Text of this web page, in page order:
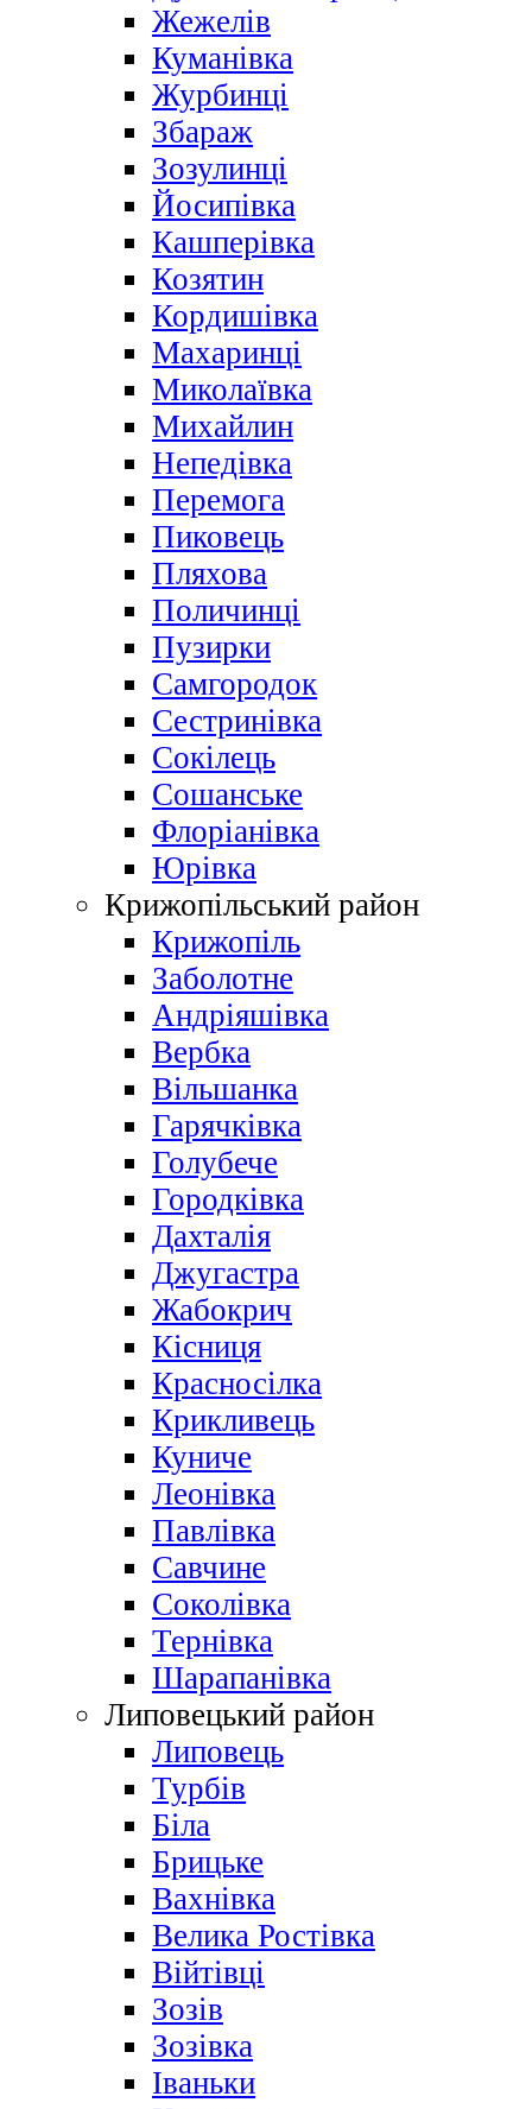
Жежелів
Куманівка
Журбинці
Збараж
Зозулинці
Йосипівка
Кашперівка
Козятин
Кордишівка
Махаринці
Миколаївка
Михайлин
Непедівка
Перемога
Пиковець
Пляхова
Поличинці
Пузирки
Самгородок
Сестринівка
Сокілець
Сошанське
Флоріанівка
Юрівка
Крижопільський район
Крижопіль
Заболотне
Андріяшівка
Вербка
Вільшанка
Гарячківка
Голубече
Городківка
Дахталія
Джугастра
Жабокрич
Кісниця
Красносілка
Крикливець
Куниче
Леонівка
Павлівка
Савчине
Соколівка
Тернівка
Шарапанівка
Липовецький район
Липовець
Турбів
Біла
Брицьке
Вахнівка
Велика Ростівка
Війтівці
Зозів
Зозівка
Іваньки